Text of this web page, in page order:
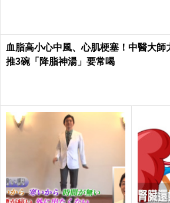
血脂高小心中風、心肌梗塞！中醫大師
推3碗「降脂神湯」要常喝